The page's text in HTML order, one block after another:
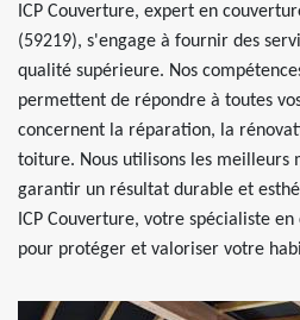
ICP Couverture, expert en
(59219), s'engage à fournir des
qualité supérieure. Nos
permettent de répondre à toutes
concernent la réparation, la
toiture. Nous utilisons les meilleurs
garantir un résultat durable et
ICP Couverture, votre spécialiste
pour protéger et valoriser votre